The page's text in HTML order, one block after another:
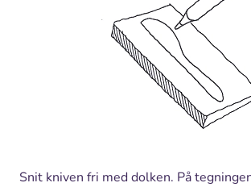
Snit kniven fri med dolken. På